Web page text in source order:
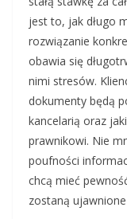
jest to, jak długo
rozwiązanie
obawia się
nimi stresów.
dokumenty będą
kancelarią oraz
prawnikowi. Nie
poufności
chcą mieć
zostaną